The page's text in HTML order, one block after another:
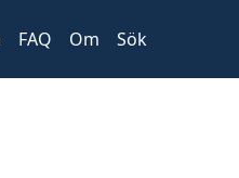
FAQ Om Sök